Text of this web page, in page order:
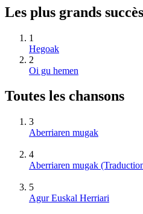
Les plus grands succès
1
Hegoak
2
Oi gu hemen
Toutes les chansons
3
Aberriaren mugak
4
Aberriaren mugak
5
Agur Euskal Herriari